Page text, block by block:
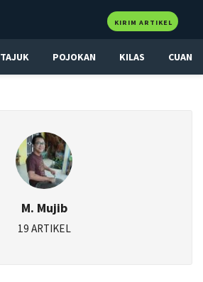
KIRIM ARTIKEL
TAJUK POJOKAN KILAS CUAN
M. Mujib
19 ARTIKEL